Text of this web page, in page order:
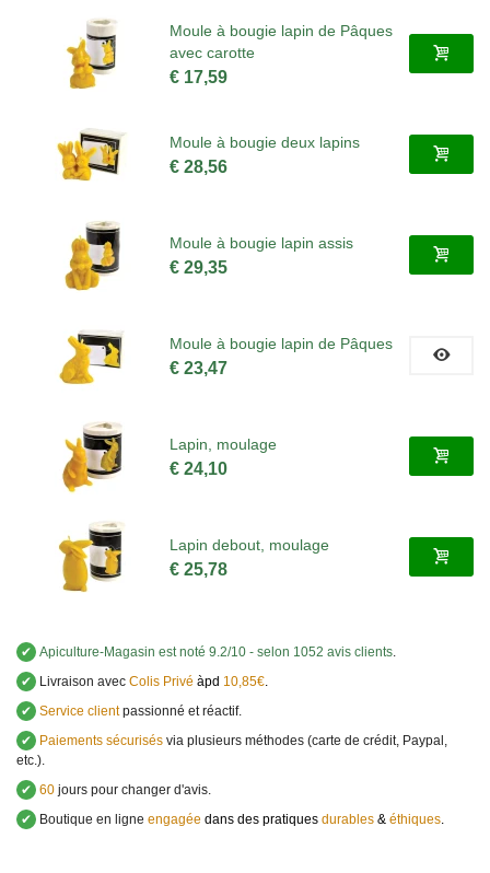
Moule à bougie lapin de Pâques
avec carotte
€ 17,59
Moule à bougie deux lapins
€ 28,56
Moule à bougie lapin assis
€ 29,35
Moule à bougie lapin de Pâques
€ 23,47
Lapin, moulage
€ 24,10
Lapin debout, moulage
€ 25,78
✔ Apiculture-Magasin est noté 9.2/10 - selon 1052 avis clients.
✔
Livraison avec Colis Privé àpd 10,85€.
✔ Service clientpassionné et réactif.
✔
Paiements sécurisés via plusieurs méthodes (carte de crédit, Paypal,
etc.).
✔ 60 jours pour changer d'avis.
✔
Boutique en ligne engagée dans des pratiques durables & éthiques.